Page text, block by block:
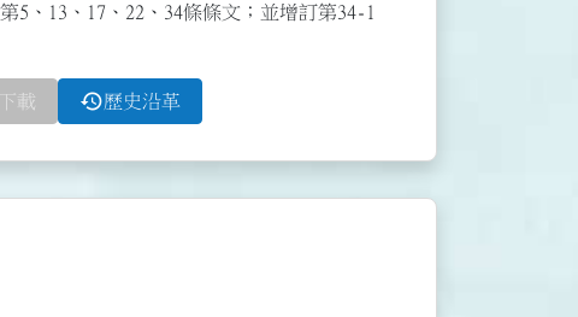
5、13、17、22、34條條文；並增訂第34-1
載 history歷史沿革